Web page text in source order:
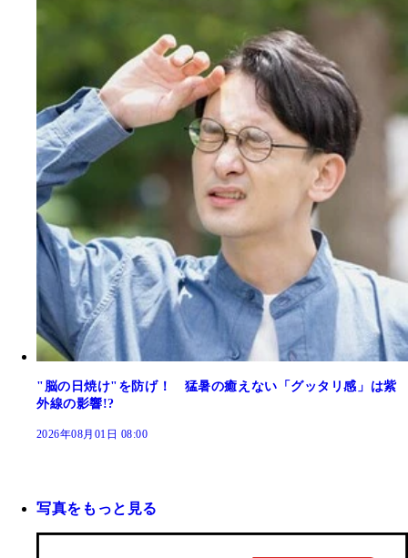
"脳の日焼け"を防げ！ 猛暑の癒えない「グッタリ感」は紫
外線の影響!?
2026年08月01日 08:00
写真をもっと見る